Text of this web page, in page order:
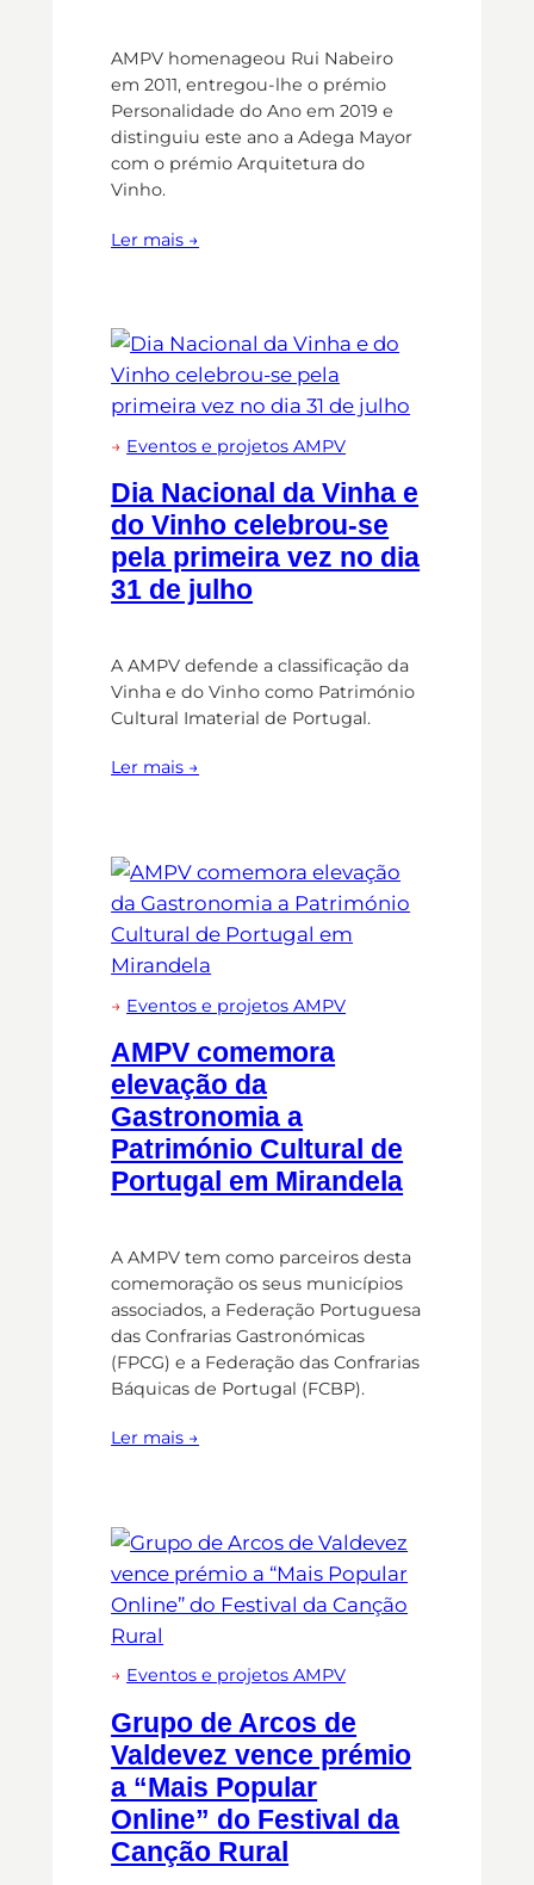
AMPV homenageou Rui Nabeiro
em 2011, entregou-lhe o prémio
Personalidade do Ano em 2019 e
distinguiu este ano a Adega Mayor
com o prémio Arquitetura do
Vinho.
Ler mais →
→ Eventos e projetos AMPV
Dia Nacional da Vinha e
do Vinho celebrou-se
pela primeira vez no dia
31 de julho
A AMPV defende a classificação da
Vinha e do Vinho como Património
Cultural Imaterial de Portugal.
Ler mais →
→ Eventos e projetos AMPV
AMPV comemora
elevação da
Gastronomia a
Património Cultural de
Portugal em Mirandela
A AMPV tem como parceiros desta
comemoração os seus municípios
associados, a Federação Portuguesa
das Confrarias Gastronómicas
(FPCG) e a Federação das Confrarias
Báquicas de Portugal (FCBP).
Ler mais →
→ Eventos e projetos AMPV
Grupo de Arcos de
Valdevez vence prémio
a “Mais Popular
Online” do Festival da
Canção Rural